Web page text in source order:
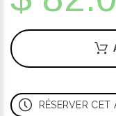
RÉSERVER CET